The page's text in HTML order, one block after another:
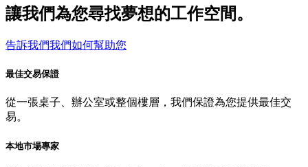
讓我們為您尋找夢想的工作空間。
告訴我們我們如何幫助您
最佳交易保證
從一張桌子、辦公室或整個樓層，我們保證為您提供最佳交
易。
本地市場專家